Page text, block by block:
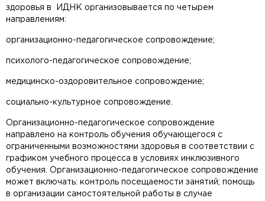
здоровья в ИДНК организовывается по четырем
направлениям:
организационно-педагогическое сопровождение;
психолого-педагогическое сопровождение;
медицинско-оздоровительное сопровождение;
социально-культурное сопровождение.
Организационно-педагогическое сопровождение
направлено на контроль обучения обучающегося с
ограниченными возможностями здоровья в соответствии с
графиком учебного процесса в условиях инклюзивного
обучения. Организационно-педагогическое сопровождение
может включать: контроль посещаемости занятий; помощь
в организации самостоятельной работы в случае